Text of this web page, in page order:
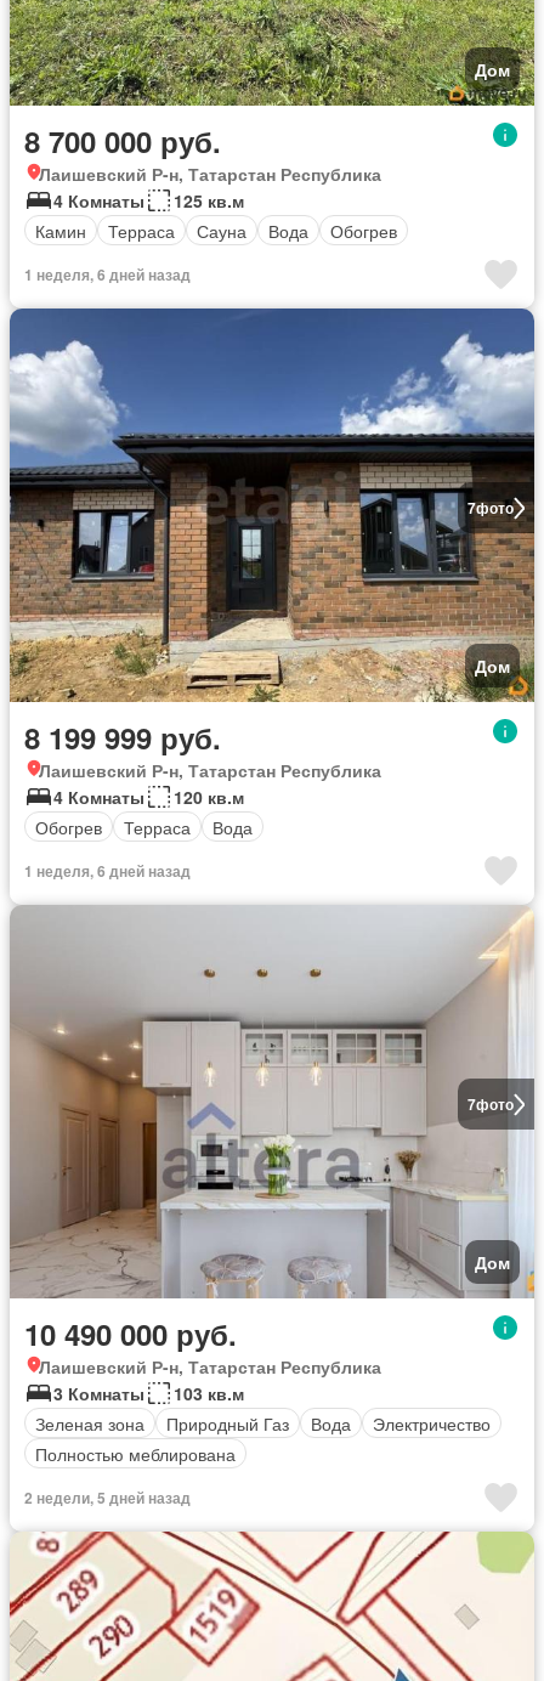
Дом
8 700 000 руб.
Лаишевский Р-н, Татарстан Республика
4 Комнаты
125 кв.м
Камин
Терраса Сауна Вода Обогрев
1 неделя, 6 дней назад
7фото
Дом
8 199 999 руб.
Лаишевский Р-н, Татарстан Республика
4 Комнаты
120 кв.м
Обогрев
Терраса Вода
1 неделя, 6 дней назад
7фото
Дом
10 490 000 руб.
Лаишевский Р-н, Татарстан Республика
3 Комнаты
103 кв.м
Зеленая зона
Природный Газ Вода
Электричество
Полностью меблирована
2 недели, 5 дней назад